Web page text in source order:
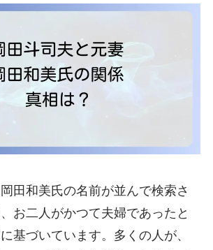
田和美氏の名前が並んで検索さ
お二人がかつて夫婦であったと
基づいています。多くの人が、